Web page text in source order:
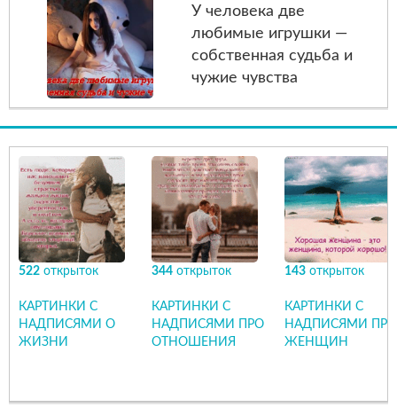
У человека две
любимые игрушки —
собственная судьба и
чужие чувства
522 открыток
КАРТИНКИ С
НАДПИСЯМИ О
ЖИЗНИ
344 открыток
КАРТИНКИ С
НАДПИСЯМИ ПРО
ОТНОШЕНИЯ
143 открыток
КАРТИНКИ С
НАДПИСЯМИ ПРО
ЖЕНЩИН